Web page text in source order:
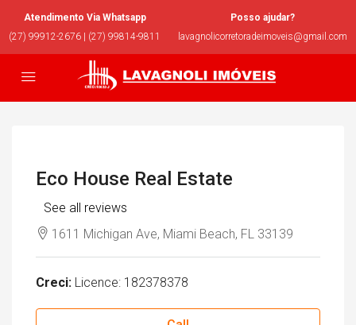
Atendimento Via Whatsapp
(27) 99912-2676 | (27) 99814-9811
Posso ajudar?
lavagnolicorretoradeimoveis@gmail.com
Eco House Real Estate
See all reviews
1611 Michigan Ave, Miami Beach, FL 33139
Creci: Licence: 182378378